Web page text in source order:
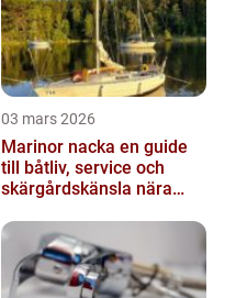
03 mars 2026
Marinor nacka en guide
till båtliv, service och
skärgårdskänsla nära